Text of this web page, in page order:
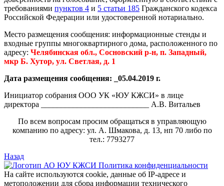
требованиями пунктов 4 и 5 статьи 185 Гражданского кодекса
Российской Федерации или удостоверенной нотариально.
Место размещения сообщения: информационные стенды и
входные группы многоквартирного дома, расположенного по
адресу: Челябинская обл., Сосновский р-н, п. Западный,
мкр Б. Хутор, ул. Светлая, д. 1
Дата размещения сообщения: _05.04.2019 г.
Инициатор собрания ООО УК «ЮУ КЖСИ» в лице
директора ___________________________ А.В. Витальев
По всем вопросам просим обращаться в управляющую
компанию по адресу: ул. А. Шмакова, д. 13, нп 70 либо по
тел.: 7793277
Назад
Политика конфиденциальности
На сайте используются cookie, данные об IP-адресе и
метоположении для сбора информации технического